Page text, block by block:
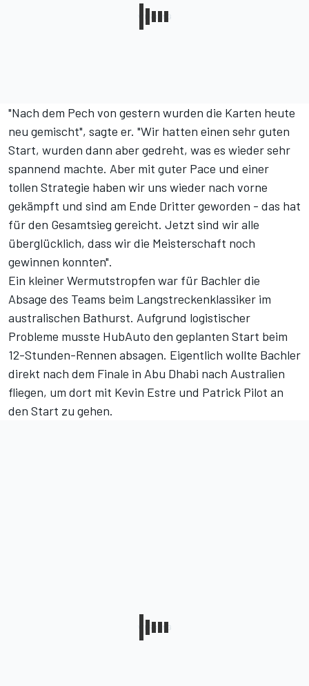
"Nach dem Pech von gestern wurden die Karten heute
neu gemischt", sagte er. "Wir hatten einen sehr guten
Start, wurden dann aber gedreht, was es wieder sehr
spannend machte. Aber mit guter Pace und einer
tollen Strategie haben wir uns wieder nach vorne
gekämpft und sind am Ende Dritter geworden - das hat
für den Gesamtsieg gereicht. Jetzt sind wir alle
überglücklich, dass wir die Meisterschaft noch
gewinnen konnten".
Ein kleiner Wermutstropfen war für Bachler die
Absage des Teams beim Langstreckenklassiker im
australischen Bathurst. Aufgrund logistischer
Probleme musste HubAuto den geplanten Start beim
12-Stunden-Rennen absagen. Eigentlich wollte Bachler
direkt nach dem Finale in Abu Dhabi nach Australien
fliegen, um dort mit Kevin Estre und Patrick Pilot an
den Start zu gehen.